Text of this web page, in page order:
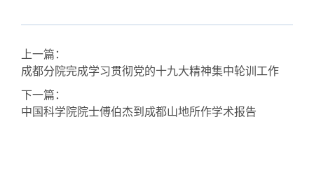
上一篇：
成都分院完成学习贯彻党的十九大精神集中轮训工作
下一篇：
中国科学院院士傅伯杰到成都山地所作学术报告